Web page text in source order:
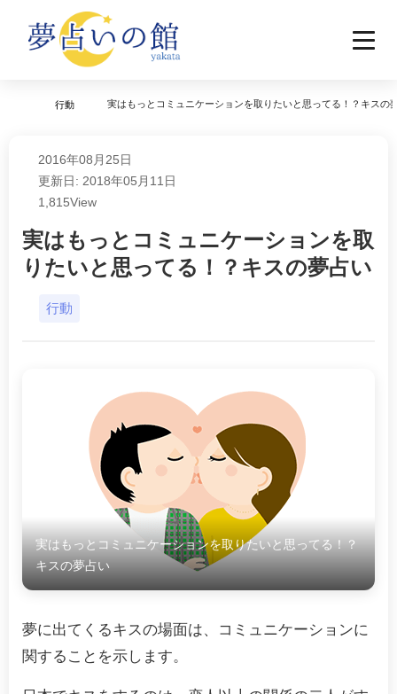
行動 実はもっとコミュニケーションを取りたいと思ってる！？キスの
2016年08月25日
更新日: 2018年05月11日
1,815View
実はもっとコミュニケーションを取
りたいと思ってる！？キスの夢占い
行動
実はもっとコミュニケーションを取りたいと思ってる！？
キスの夢占い
夢に出てくるキスの場面は、コミュニケーションに
関することを示します。